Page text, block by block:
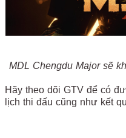
MDL Chengdu Major sẽ
Hãy theo dõi GTV để có
lịch thi đấu cũng như kết